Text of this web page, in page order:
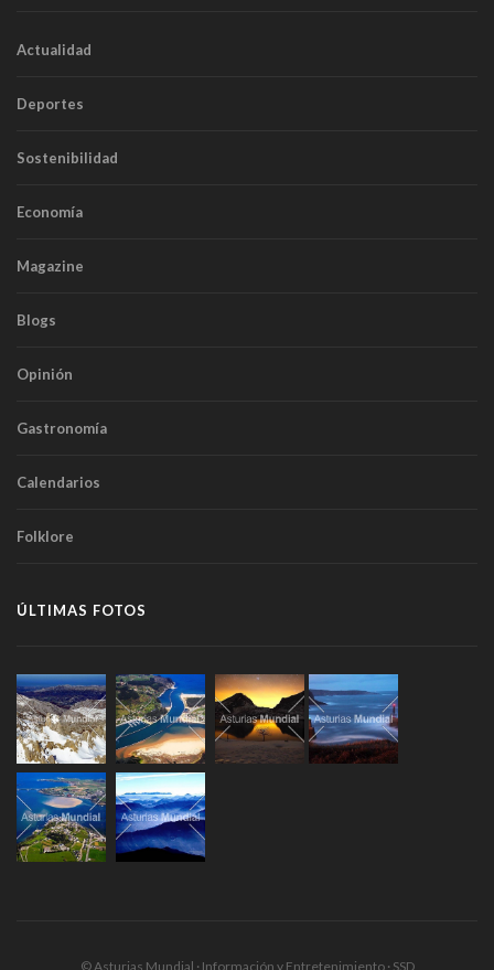
Actualidad
Deportes
Sostenibilidad
Economía
Magazine
Blogs
Opinión
Gastronomía
Calendarios
Folklore
ÚLTIMAS FOTOS
© Asturias Mundial · Información y Entretenimiento · SSD